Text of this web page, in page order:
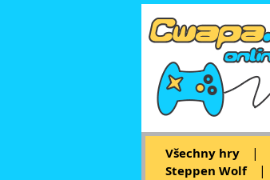
Všechny hry |
Steppen Wolf |